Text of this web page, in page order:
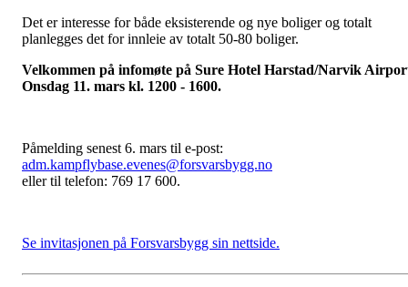
Det er interesse for både eksisterende og nye boliger og totalt
planlegges det for innleie av totalt 50-80 boliger.
Velkommen på infomøte på Sure Hotel Harstad/Narvik
Onsdag 11. mars kl. 1200 - 1600.
Påmelding senest 6. mars til e-post:
adm.kampflybase.evenes@forsvarsbygg.no
eller til telefon: 769 17 600.
Se invitasjonen på Forsvarsbygg sin nettside.